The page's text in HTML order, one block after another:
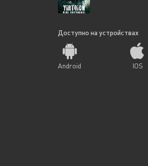
Доступно на устройствах
Android IOS